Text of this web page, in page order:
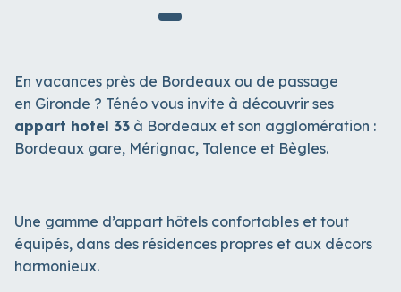
En vacances près de Bordeaux ou de passage
en Gironde ? Ténéo vous invite à découvrir ses
appart hotel 33 à Bordeaux et son agglomération :
Bordeaux gare, Mérignac, Talence et Bègles.
Une gamme d’appart hôtels confortables et tout
équipés, dans des résidences propres et aux décors
harmonieux.